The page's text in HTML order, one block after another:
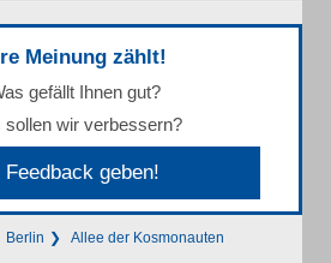
Meinung zählt!
gefällt Ihnen gut?
sollen wir verbessern?
geben!
Berlin Allee der Kosmonauten